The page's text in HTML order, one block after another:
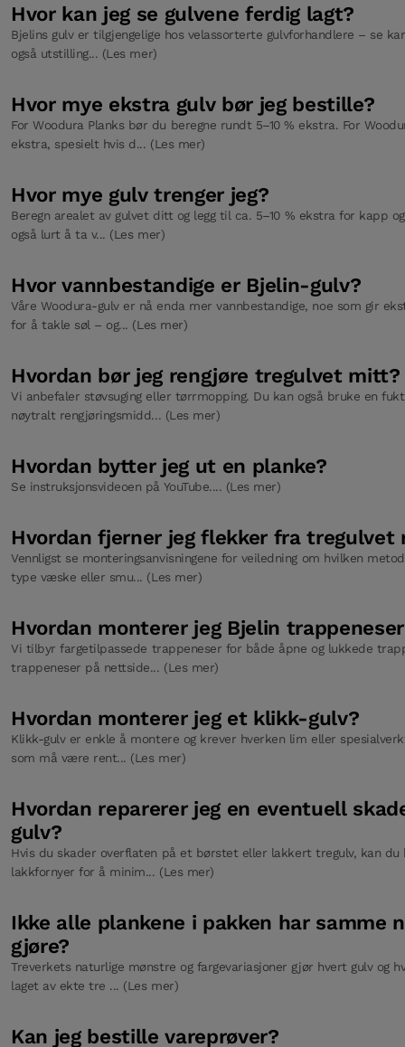
Hvor kan jeg se gulvene ferdig lagt?
Bjelins gulv er tilgjengelige hos velassorterte gulvforhandlere – se
også utstilling... (Les mer)
Hvor mye ekstra gulv bør jeg bestille?
For Woodura Planks bør du beregne rundt 5–10 % ekstra. For
ekstra, spesielt hvis d... (Les mer)
Hvor mye gulv trenger jeg?
Beregn arealet av gulvet ditt og legg til ca. 5–10 % ekstra for kapp
også lurt å ta v... (Les mer)
Hvor vannbestandige er Bjelin-gulv?
Våre Woodura-gulv er nå enda mer vannbestandige, noe som gir
for å takle søl – og... (Les mer)
Hvordan bør jeg rengjøre tregulvet mitt?
Vi anbefaler støvsuging eller tørrmopping. Du kan også bruke en
nøytralt rengjøringsmidd... (Les mer)
Hvordan bytter jeg ut en planke?
Se instruksjonsvideoen på YouTube.... (Les mer)
Hvordan fjerner jeg flekker fra tregulvet
Vennligst se monteringsanvisningene for veiledning om hvilken
type væske eller smu... (Les mer)
Hvordan monterer jeg Bjelin
Vi tilbyr fargetilpassede trappeneser for både åpne og lukkede
trappeneser på nettside... (Les mer)
Hvordan monterer jeg et klikk-gulv?
Klikk-gulv er enkle å montere og krever hverken lim eller
som må være rent... (Les mer)
Hvordan reparerer jeg en eventuell
gulv?
Hvis du skader overflaten på et børstet eller lakkert tregulv, kan
lakkfornyer for å minim... (Les mer)
Ikke alle plankene i pakken har samme
gjøre?
Treverkets naturlige mønstre og fargevariasjoner gjør hvert gulv og
laget av ekte tre ... (Les mer)
Kan jeg bestille vareprøver?